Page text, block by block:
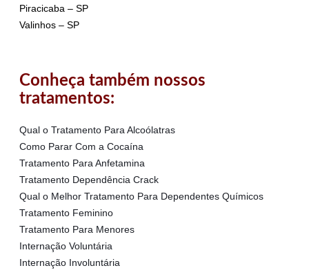
Piracicaba – SP
Valinhos – SP
Conheça também nossos
tratamentos:
Qual o Tratamento Para Alcoólatras
Como Parar Com a Cocaína
Tratamento Para Anfetamina
Tratamento Dependência Crack
Qual o Melhor Tratamento Para Dependentes Químicos
Tratamento Feminino
Tratamento Para Menores
Internação Voluntária
Internação Involuntária